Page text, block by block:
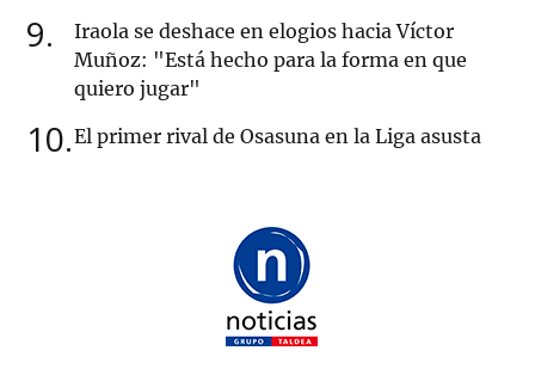
9
Iraola se deshace en elogios hacia Víctor
Muñoz: "Está hecho para la forma en que
quiero jugar"
10 El primer rival de Osasuna en la Liga asusta